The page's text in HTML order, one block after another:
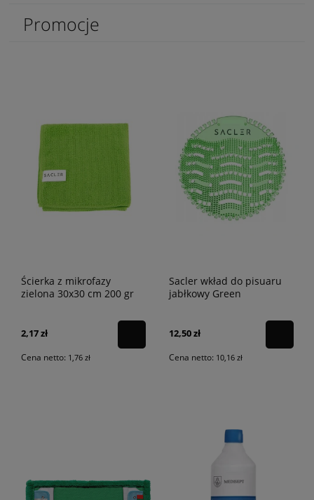
Promocje
Ścierka z mikrofazy
zielona 30x30 cm 200 gr
2,17 zł
Cena netto: 1,76 zł
Sacler wkład do pisuaru
jabłkowy Green
12,50 zł
Cena netto: 10,16 zł